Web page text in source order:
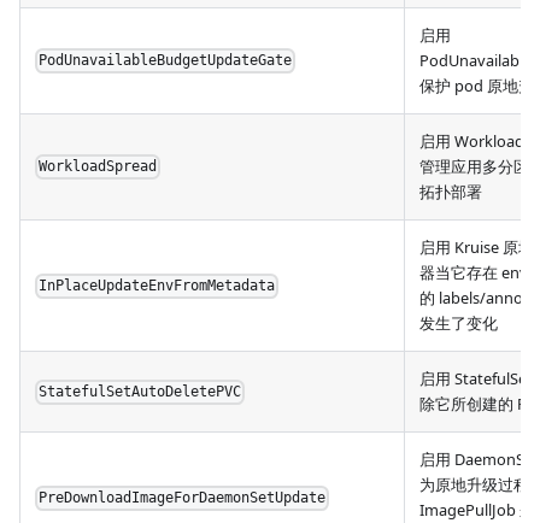
PodUnavailableBudgetUpdateGate
启用
保护 pod 原地升
WorkloadSpread
启用
管理应用多分区
拓扑部署
InPlaceUpdateEnvFromMetadata
启用 Kruise 原地
器当它存在 env
的 labels/
发生了变化
StatefulSetAutoDeletePVC
启用 StatefulSet
除它所创建的
PreDownloadImageForDaemonSetUpdate
启用
为原地升级过程
ImagePullJob 来